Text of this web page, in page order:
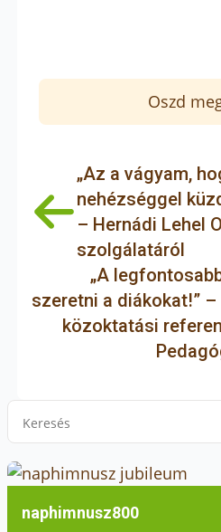
Oszd
„Az a vágyam,
nehézséggel
– Hernádi Lehel
szolgálatáról
„A
szeretni a diákokat!”
közoktatási
naphimnusz800